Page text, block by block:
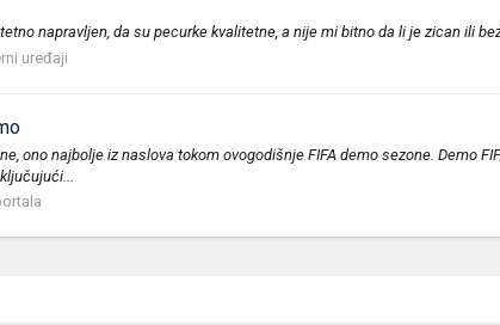
napravljen, da su pecurke kvalitetne, a nije mi bitno da li je zican ili
uređaji
ono najbolje iz naslova tokom ovogodišnje FIFA demo sezone. Demo